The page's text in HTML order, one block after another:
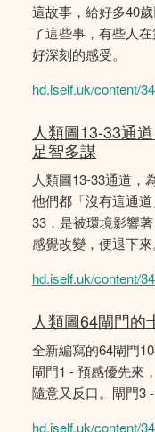
這故事，給好多40
了這些事，有些人在
好深刻的感受。
hd.iself.uk/content/
人類圖13-33通
足智多謀
人類圖13-33通道，
他們都「沒有這通
33，是被環境影響
感覺改變，便退下來
hd.iself.uk/content/
人類圖64閘門的
全新編寫的64閘門
閘門1 - 預感優先來
隨意又反口。閘門3
hd.iself.uk/content/